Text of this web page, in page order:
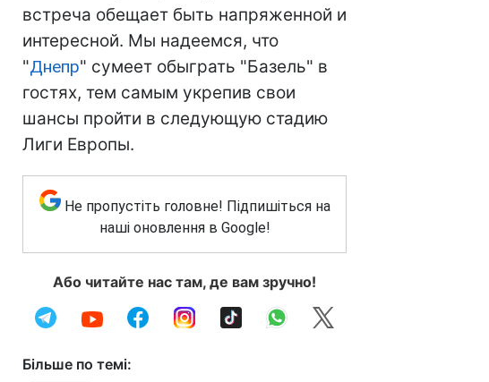
встреча обещает быть напряженной и
интересной. Мы надеемся, что
"Днепр" сумеет обыграть "Базель" в
гостях, тем самым укрепив свои
шансы пройти в следующую стадию
Лиги Европы.
Не пропустіть головне! Підпишіться на
наші оновлення в Google!
Або читайте нас там, де вам зручно!
Більше по темі: